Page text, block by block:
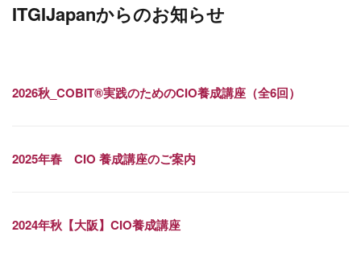
ITGIJapanからのお知らせ
2026秋_COBIT®実践のためのCIO養成講座（全6回）
2025年春 CIO 養成講座のご案内
2024年秋【大阪】CIO養成講座